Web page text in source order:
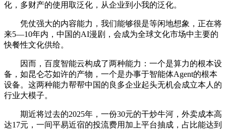
化，多财产的使用取泛化，从企业到小我的泛化。
凭仗强大的内容能力，我们能够很是等闲地想象，正在将
来5—10年内，中国的AI漫剧，会成为全球文化市场中主要的
快餐性文化供给。
因而，百度智能云构成了两种能力：一个是算力的根本设
备，如昆仑芯如许的产物，一个是办事于智能体Agent的根本
设备。这两种能力帮帮中国的良多企业起头无机会成立本人的
行业大模子。
期近将过去的2025年，一份30元的干炒牛河，外卖成本高
达17元，一间平易近宿的投流费用加上平台抽成，占比能达到